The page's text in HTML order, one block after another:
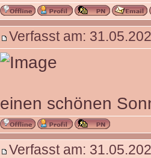
Verfasst am:
einen schönen
Verfasst am: